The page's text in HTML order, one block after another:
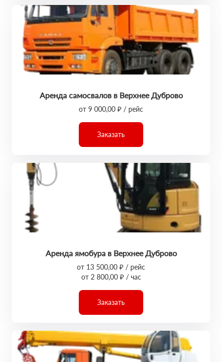
Аренда самосвалов в Верхнее Дуброво
от 9 000,00 ₽ / рейс
Заказать
Аренда ямобура в Верхнее Дуброво
от 13 500,00 ₽ / рейс
от 2 800,00 ₽ / час
Заказать